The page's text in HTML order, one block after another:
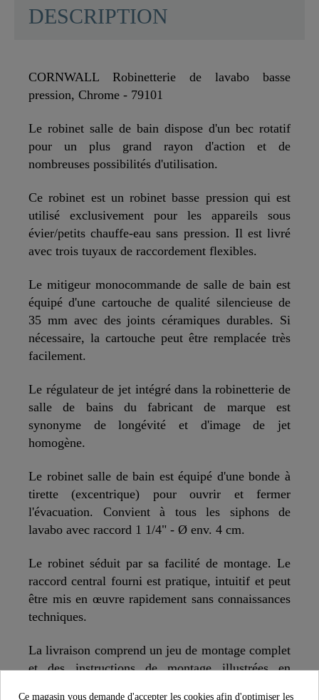
DESCRIPTION
CORNWALL Robinetterie de lavabo basse
pression, Chrome - 79101
Le robinet salle de bain dispose d'un bec rotatif
pour un plus grand rayon d'action et de
nombreuses possibilités d'utilisation.
Ce robinet est un robinet basse pression qui est
utilisé exclusivement pour les appareils sous
évier/petits chauffe-eau sans pression. Il est livré
avec trois tuyaux de raccordement flexibles.
Le mitigeur monocommande de salle de bain est
équipé d'une cartouche de qualité silencieuse de
35 mm avec des joints céramiques durables. Si
nécessaire, la cartouche peut être remplacée très
facilement.
Le régulateur de jet intégré dans la robinetterie de
salle de bains du fabricant de marque est
synonyme de longévité et d'image de jet
homogène.
Le robinet salle de bain est équipé d'une bonde à
tirette (excentrique) pour ouvrir et fermer
l'évacuation. Convient à tous les siphons de
lavabo avec raccord 1 1/4" - Ø env. 4 cm.
Le robinet séduit par sa facilité de montage. Le
raccord central fourni est pratique, intuitif et peut
être mis en œuvre rapidement sans connaissances
techniques.
La livraison comprend un jeu de montage complet
et des instructions de montage illustrées en
Ce magasin vous demande d'accepter les cookies afin d'optimiser les